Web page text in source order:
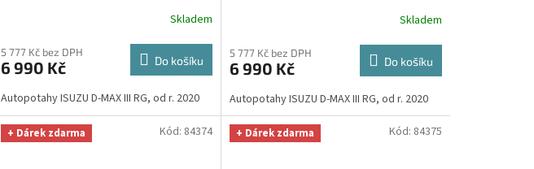
R
M
A
úklid Smart Microfiber zdarma vSkladem
5 777 Kč bez DPH
6 990 Kč Do košíku
Autopotahy ISUZU D-MAX III RG, od r. 2020
R
M
A
úklid Smart Microfiber zdarma vSkladem
5 777 Kč bez DPH
6 990 Kč Do košíku
Autopotahy ISUZU D-MAX III RG, od r. 2020
+ Dárek zdarma Kód: 84374 + Dárek zdarma Kód: 84375